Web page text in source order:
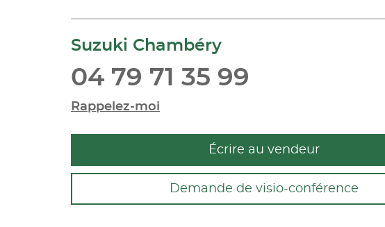
Suzuki Chambéry
04 79 71 35 99
Rappelez-moi
Écrire au vendeur
Demande de visio-conférence